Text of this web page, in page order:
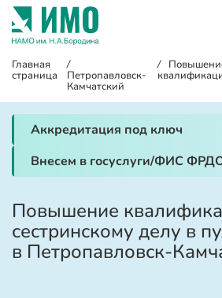
Главная
страница
/
Петропавловск-
Камчатский
/
Аккредитация под ключ
Внесем в госуслуги/ФИС
Повышение
сестринскому делу в
в Петропавловск-